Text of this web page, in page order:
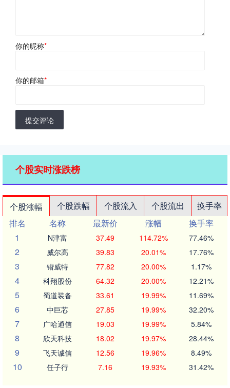
你的昵称*
你的邮箱*
提交评论
个股实时涨跌榜
个股涨幅 个股跌幅 个股流入 个股流出
换手率
排名
名称 最新价 涨幅
换手率
1
N津富 37.49 114.72% 77.46%
2 威尔高 39.83 20.01% 17.76%
3 锴威特 77.82 20.00% 1.17%
4 科翔股份 64.32 20.00% 12.21%
5 蜀道装备 33.61 19.99% 11.69%
6 中巨芯 27.85 19.99% 32.20%
7 广哈通信 19.03 19.99% 5.84%
8 欣天科技 18.02 19.97% 28.44%
9 飞天诚信 12.56 19.96% 8.49%
10 任子行 7.16 19.93% 31.42%